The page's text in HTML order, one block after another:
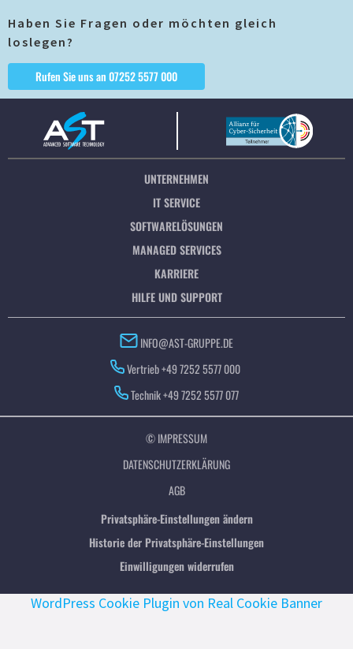
Haben Sie Fragen oder möchten gleich
loslegen?
Rufen Sie uns an 07252 5577 000
UNTERNEHMEN
IT SERVICE
SOFTWARELÖSUNGEN
MANAGED SERVICES
KARRIERE
HILFE UND SUPPORT
INFO@AST-GRUPPE.DE
Vertrieb +49 7252 5577 000
Technik +49 7252 5577 077
© IMPRESSUM
DATENSCHUTZERKLÄRUNG
AGB
Privatsphäre-Einstellungen ändern
Historie der Privatsphäre-Einstellungen
Einwilligungen widerrufen
WordPress Cookie Plugin von Real Cookie Banner